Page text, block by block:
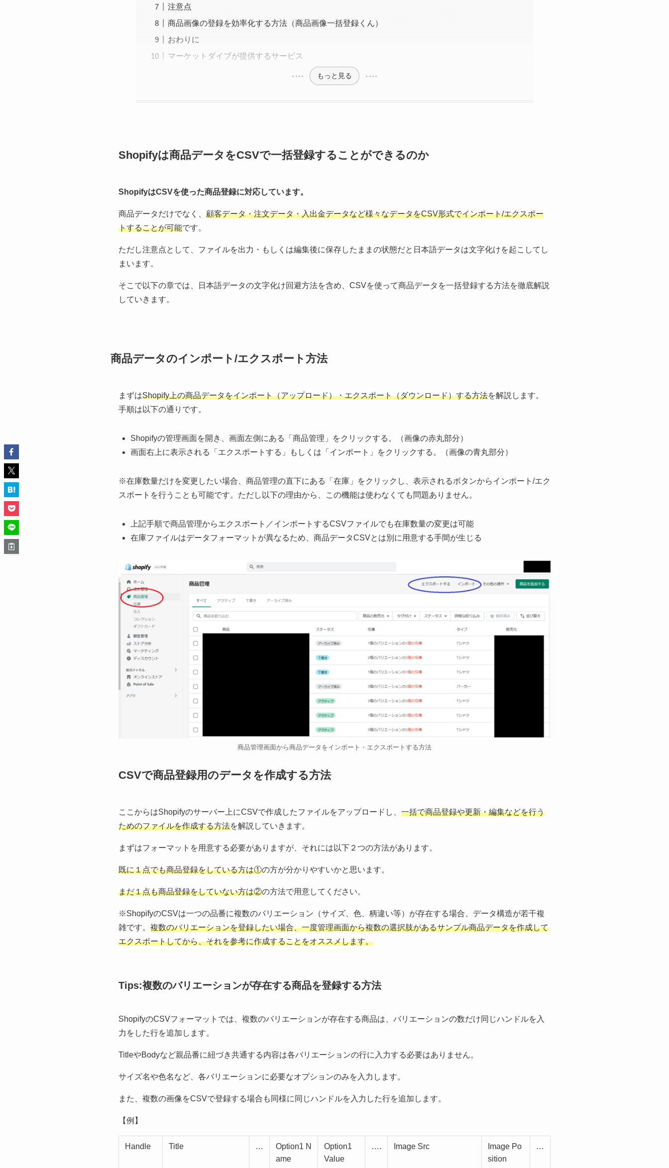
注意点
商品画像の登録を効率化する方法（商品画像一括登録くん）
おわりに
マーケットダイブが提供するサービス
もっと見る
Shopifyは商品データをCSVで一括登録することができるのか
ShopifyはCSVを使った商品登録に対応しています。
商品データだけでなく、 顧客データ・注文データ・入出金データなど様々なデータをCSV形式でインポート/エクスポー
トすることが可能です。
ただし注意点として、ファイルを出力・もしくは編集後に保存したままの状態だと日本語データは文字化けを起こしてし
まいます。
そこで以下の章では、日本語データの文字化け回避方法を含め、CSVを使って商品データを一括登録する方法を徹底解説
していきます。
商品データのインポート/エクスポート方法
まずはShopify上の商品データをインポート（アップロード）・エクスポート（ダウンロード）する方法を解説します。
手順は以下の通りです。
Shopifyの管理画面を開き、画面左側にある「商品管理」をクリックする。（画像の赤丸部分）
画面右上に表示される「エクスポートする」もしくは「インポート」をクリックする。（画像の青丸部分）
※在庫数量だけを変更したい場合、商品管理の直下にある「在庫」をクリックし、表示されるボタンからインポート/エク
スポートを行うことも可能です。ただし以下の理由から、この機能は使わなくても問題ありません。
上記手順で商品管理からエクスポート／インポートするCSVファイルでも在庫数量の変更は可能
在庫ファイルはデータフォーマットが異なるため、商品データCSVとは別に用意する手間が生じる
商品管理画面から商品データをインポート・エクスポートする方法
CSVで商品登録用のデータを作成する方法
ここからはShopifyのサーバー上にCSVで作成したファイルをアップロードし、 一括で商品登録や更新・編集などを行う
ためのファイルを作成する方法を解説していきます。
まずはフォーマットを用意する必要がありますが、それには以下２つの方法があります。
既に１点でも商品登録をしている方は①の方が分かりやすいかと思います。
まだ１点も商品登録をしていない方は②の方法で用意してください。
※ShopifyのCSVは一つの品番に複数のバリエーション（サイズ、色、柄違い等）が存在する場合、データ構造が若干複
雑です。 複数のバリエーションを登録したい場合、一度管理画面から複数の選択肢があるサンプル商品データを作成して
エクスポートしてから、それを参考に作成することをオススメします。
Tips:複数のバリエーションが存在する商品を登録する方法
ShopifyのCSVフォーマットでは、複数のバリエーションが存在する商品は、バリエーションの数だけ同じハンドルを入
力をした行を追加します。
TitleやBodyなど親品番に紐づき共通する内容は各バリエーションの行に入力する必要はありません。
サイズ名や色名など、各バリエーションに必要なオプションのみを入力します。
また、複数の画像をCSVで登録する場合も同様に同じハンドルを入力した行を追加します。
【例】
Handle Title …
Option1 N
ame
Option1
Value
…. Image Src
Image Po
sition
…